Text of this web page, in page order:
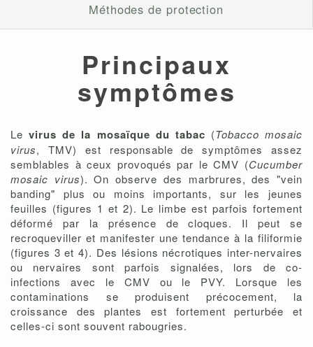
Méthodes de protection
Principaux
symptômes
Levirus de la mosaïque du tabac (Tobacco mosaic
virus, TMV) est responsable de symptômes assez
semblables à ceux provoqués par le CMV (Cucumber
mosaic virus). On observe des marbrures, des "vein
banding" plus ou moins importants, sur les jeunes
feuilles (figures 1 et 2). Le limbe est parfois fortement
déformé par la présence de cloques. Il peut se
recroqueviller et manifester une tendance à la filiformie
(figures 3 et 4). Des lésions nécrotiques inter-nervaires
ou nervaires sont parfois signalées, lors de co-
infections avec le CMV ou le PVY. Lorsque les
contaminations se produisent précocement, la
croissance des plantes est fortement perturbée et
celles-ci sont souvent rabougries.